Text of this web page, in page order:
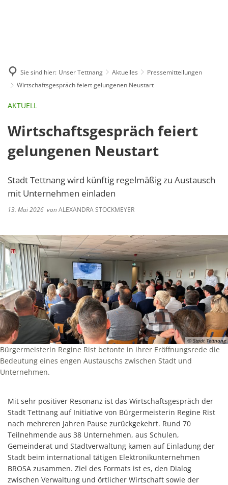
Sie sind hier: Unser Tettnang Aktuelles
Pressemitteilungen
Wirtschaftsgespräch feiert gelungenen Neustart
AKTUELL
Wirtschaftsgespräch feiert
gelungenen Neustart
Stadt Tettnang wird künftig regelmäßig zu Austausch
mit Unternehmen einladen
13. Mai 2026 vonALEXANDRA STOCKMEYER
© Stadt Tettnang
Bürgermeisterin Regine Rist betonte in ihrer Eröffnungsrede die
Bedeutung eines engen Austauschs zwischen Stadt und
Unternehmen.
Mit sehr positiver Resonanz ist das Wirtschaftsgespräch der
Stadt Tettnang auf Initiative von Bürgermeisterin Regine Rist
nach mehreren Jahren Pause zurückgekehrt. Rund 70
Teilnehmende aus 38 Unternehmen, aus Schulen,
Gemeinderat und Stadtverwaltung kamen auf Einladung der
Stadt beim international tätigen Elektronikunternehmen
BROSA zusammen. Ziel des Formats ist es, den Dialog
zwischen Verwaltung und örtlicher Wirtschaft sowie der